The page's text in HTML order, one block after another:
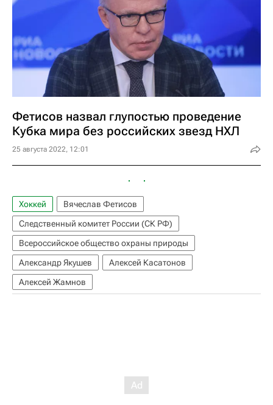
Фетисов назвал глупостью проведение
Кубка мира без российских звезд НХЛ
25 августа 2022, 12:01
Хоккей
Вячеслав Фетисов
Следственный комитет России (СК РФ)
Всероссийское общество охраны природы
Александр Якушев
Алексей Касатонов
Алексей Жамнов